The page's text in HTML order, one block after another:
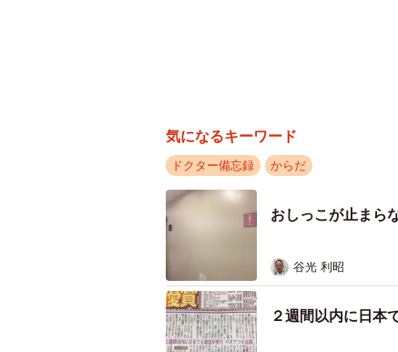
気になるキーワード
ドクター備忘録 からだ
おしっこが止まら
谷光 利昭
２週間以内に日本